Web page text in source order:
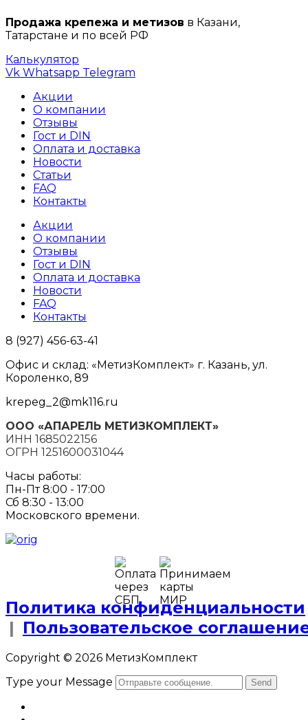
Продажа крепежа и метизов в Казани,
Татарстане и по всей РФ
Калькулятор
Vk Whatsapp Telegram
Акции
О компании
Отзывы
Гост и DIN
Оплата и доставка
Новости
Статьи
FAQ
Контакты
Акции
О компании
Отзывы
Гост и DIN
Оплата и доставка
Новости
FAQ
Контакты
8 (927) 456-63-41
Офис и склад: «МетизКомплект» г. Казань, ул.
Короленко, 89
krepeg_2@mk116.ru
ООО «АПАРЕЛЬ МЕТИЗКОМПЛЕКТ»
ИНН 1685022156
ОГРН 1251600031044
Часы работы:
Пн-Пт 8:00 - 17:00
Сб 8:30 - 13:00
Московского времени.
Политика конфиденциальности
| Пользовательское
Copyright © 2026 МетизКомплект
Type your Message
Send